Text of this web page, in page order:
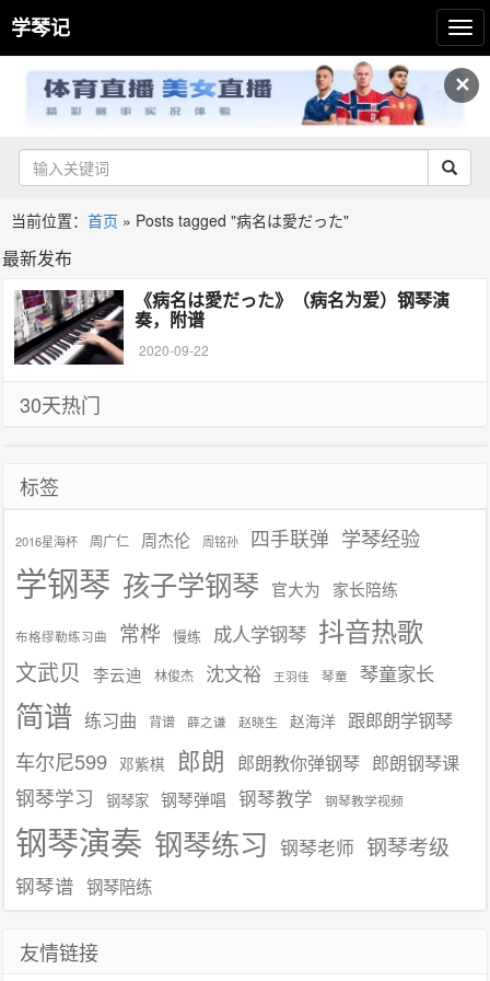
✕
学琴记
当前位置： 首页 » Posts tagged "病名は愛だった"
最新发布
《病名は愛だった》（病名为爱）钢琴演
奏，附谱
2020-09-22
30天热门
标签
2016星海杯 周广仁 周杰伦 周铭孙 四手联弹 学琴经验
学钢琴 孩子学钢琴 官大为 家长陪练
布格缪勒练习曲 常桦 慢练 成人学钢琴 抖音热歌
文武贝 李云迪 林俊杰 沈文裕 王羽佳 琴童 琴童家长
简谱 练习曲 背谱 薛之谦 赵晓生 赵海洋 跟郎朗学钢琴
车尔尼599 邓紫棋 郎朗 郎朗教你弹钢琴 郎朗钢琴课
钢琴学习 钢琴家 钢琴弹唱 钢琴教学 钢琴教学视频
钢琴演奏 钢琴练习 钢琴老师 钢琴考级
钢琴谱 钢琴陪练
友情链接